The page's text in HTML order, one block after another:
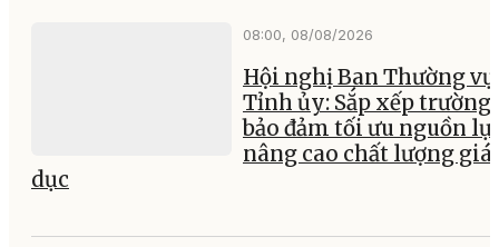
08:00, 08/08/2026
Hội nghị Ban Thường vụ
Tỉnh ủy: Sắp xếp trường
bảo đảm tối ưu nguồn
nâng cao chất lượng
dục